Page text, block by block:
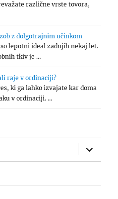
različne vrste tovora,
z dolgotrajnim učinkom
lepotni ideal zadnjih nekaj let.
tkiv je …
raje v ordinaciji?
ki ga lahko izvajate kar doma
v ordinaciji. …
expand
child
menu